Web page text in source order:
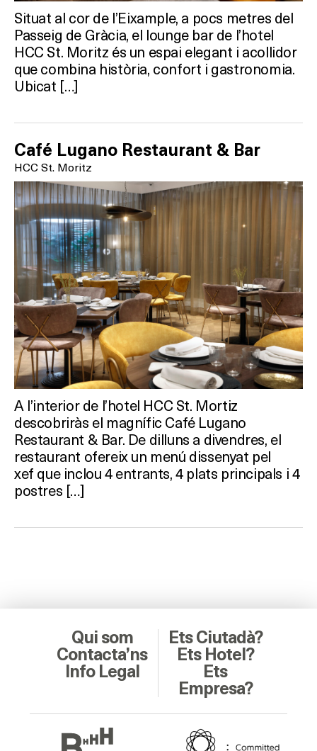
Situat al cor de l’Eixample, a pocs metres del
Passeig de Gràcia, el lounge bar de l’hotel
HCC St. Moritz és un espai elegant i acollidor
que combina història, confort i gastronomia.
Ubicat […]
Café Lugano Restaurant & Bar
HCC St. Moritz
A l’interior de l’hotel HCC St. Mortiz
descobriràs el magnífic Café Lugano
Restaurant & Bar. De dilluns a divendres, el
restaurant ofereix un menú dissenyat pel
xef que inclou 4 entrants, 4 plats principals i 4
postres […]
Qui som
Contacta’ns
Info Legal
Ets Ciutadà?
Ets Hotel?
Ets
Empresa?